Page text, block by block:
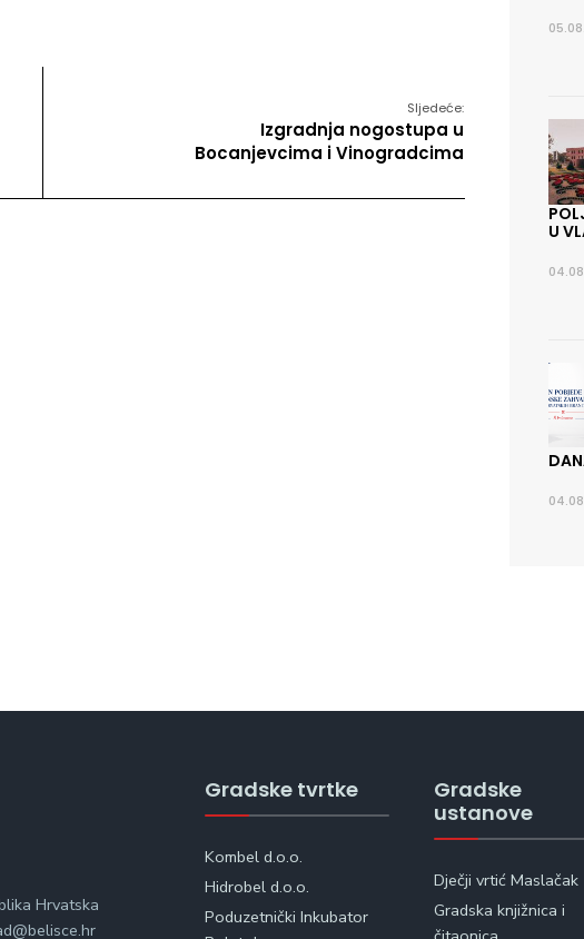
Sljedeće:
Izgradnja nogostupa u
Bocanjevcima i Vinogradcima
U
Hrvatska
Gradske tvrtke
Kombel d.o.o.
Hidrobel d.o.o.
Poduzetnički Inkubator
Gradske
ustanove
Dječji vrtić Maslačak
Gradska knjižnica i